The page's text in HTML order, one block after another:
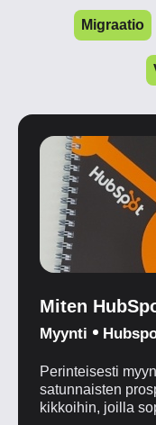
Migraatio
Miten
Myynti
Perinteisesti
satunnaisten
kikkoihin, joilla